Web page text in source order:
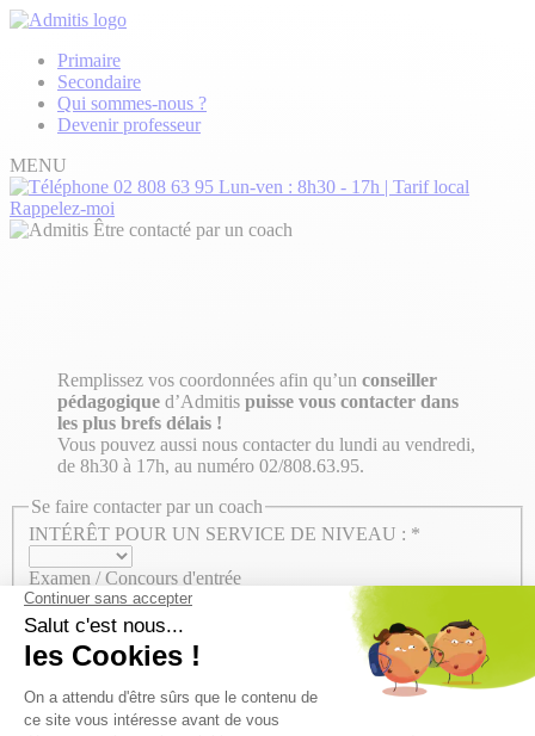
Primaire
Secondaire
Qui sommes-nous ?
Devenir professeur
MENU
02 808 63 95 Lun-ven : 8h30 - 17h | Tarif local
Rappelez-moi
Remplissez vos coordonnées afin qu’un conseiller
pédagogique d’Admitis puisse vous contacter dans
les plus brefs délais !
Vous pouvez aussi nous contacter du lundi au vendredi,
de 8h30 à 17h, au numéro 02/808.63.95.
Se faire contacter par un coach
INTÉRÊT POUR UN SERVICE DE NIVEAU : *
Examen / Concours d'entrée
Médecine
Polytechnique
TÉLÉPHONE*